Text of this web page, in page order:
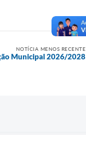
NOTÍCIA MENOS RECENTE
Municipal 2026/2028